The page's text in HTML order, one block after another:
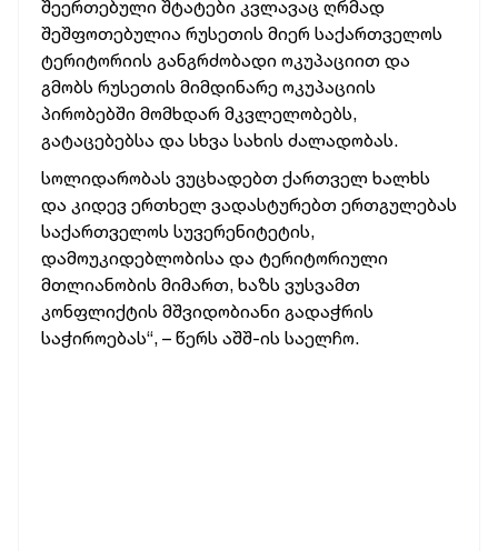
შეერთებული შტატები კვლავაც ღრმად
შეშფოთებულია რუსეთის მიერ საქართველოს
ტერიტორიის განგრძობადი ოკუპაციით და
გმობს რუსეთის მიმდინარე ოკუპაციის
პირობებში მომხდარ მკვლელობებს,
გატაცებებსა და სხვა სახის ძალადობას.
სოლიდარობას ვუცხადებთ ქართველ ხალხს
და კიდევ ერთხელ ვადასტურებთ ერთგულებას
საქართველოს სუვერენიტეტის,
დამოუკიდებლობისა და ტერიტორიული
მთლიანობის მიმართ, ხაზს ვუსვამთ
კონფლიქტის მშვიდობიანი გადაჭრის
საჭიროებას“, – წერს აშშ-ის საელჩო.